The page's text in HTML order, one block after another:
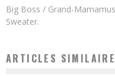
Big Boss / Grand-
Sweater.
ARTICLES